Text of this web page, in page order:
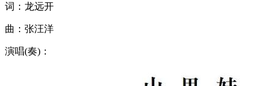
词：龙远开
曲：张汪洋
演唱(奏)：